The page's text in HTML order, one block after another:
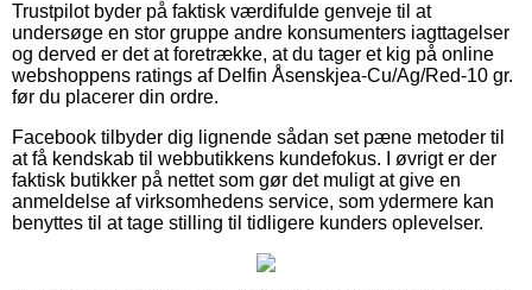
Trustpilot byder på faktisk værdifulde genveje til at
undersøge en stor gruppe andre konsumenters iagttagelser
og derved er det at foretrække, at du tager et kig på online
webshoppens ratings af Delfin Åsenskjea-Cu/Ag/Red-10 gr.
før du placerer din ordre.
Facebook tilbyder dig lignende sådan set pæne metoder til
at få kendskab til webbutikkens kundefokus. I øvrigt er der
faktisk butikker på nettet som gør det muligt at give en
anmeldelse af virksomhedens service, som ydermere kan
benyttes til at tage stilling til tidligere kunders oplevelser.